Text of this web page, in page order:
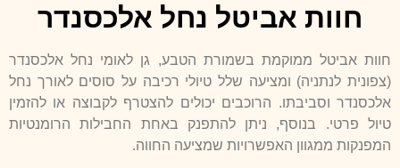
חוות אביטל נחל אלכסנדר
חוות אביטל ממוקמת בשמורת הטבע, גן לאומי נחל אלכסנדר
(צפונית לנתניה) ומציעה שלל טיולי רכיבה על סוסים לאורך נחל
אלכסנדר וסביבתו. הרוכבים יכולים להצטרף לקבוצה או להזמין
טיול פרטי. בנוסף, ניתן להתפנק באחת החבילות הרומנטיות
המפנקות ממגוון האפשרויות שמציעה החווה.